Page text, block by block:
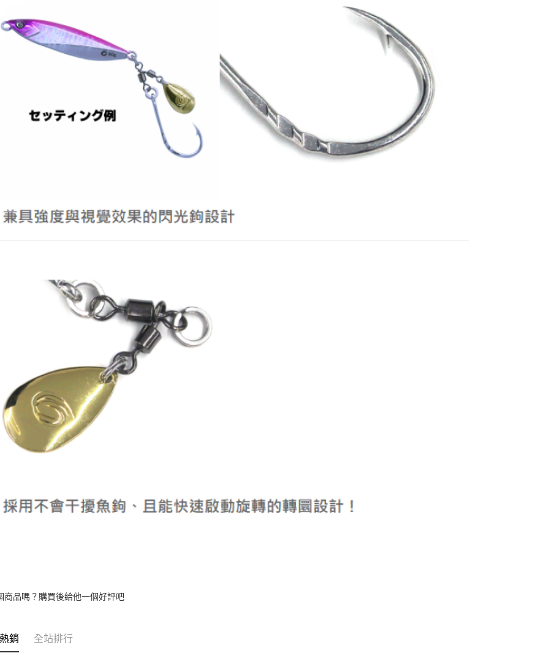
每筆NT$60，滿NT$1,900(含以上)免運費
商品嗎？購買後給他一個好評吧
銷 全站排行